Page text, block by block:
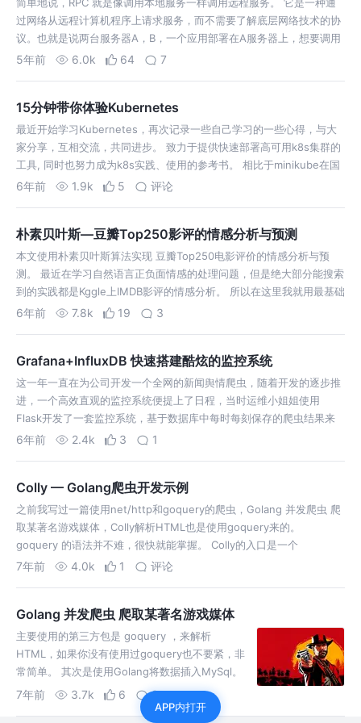
过网络从远程计算机程序上请求服务，而不需要了解底层网络技术的协
议。也就是说两台服务器A，B，一个应用部署在A服务器上，想要调用
B服务器上应用提供的方法，由于不在一个内存空间，不能直接调用，
5年前 6.0k 64 7
15分钟带你体验Kubernetes
最近开始学习Kubernetes，再次记录一些自己学习的一些心得，与大
家分享，互相交流，共同进步。 致力于提供快速部署高可用k8s集群的
工具, 同时也努力成为k8s实践、使用的参考书。 相比于minikube在国
内网络环境下更加友好。 可以非常便捷的部署一套用于自学的k8s环
6年前 1.9k 5 评论
朴素贝叶斯—豆瓣Top250影评的情感分析与预测
本文使用朴素贝叶斯算法实现 豆瓣Top250电影评价的情感分析与预
测。 最近在学习自然语言正负面情感的处理问题，但是绝大部分能搜索
到的实践都是Kggle上IMDB影评的情感分析。 所以在这里我就用最基础
的朴素贝叶斯算法来对豆瓣的影评进行情感分析与预测。 在这里我参考
6年前 7.8k 19 3
Grafana+InfluxDB 快速搭建酷炫的监控系统
这一年一直在为公司开发一个全网的新闻舆情爬虫，随着开发的逐步推
进，一个高效直观的监控系统便提上了日程，当时运维小姐姐使用
Flask开发了一套监控系统，基于数据库中每时每刻保存的爬虫结果来
展现监控的数据。每隔一段时间进行爬虫抓取数量的汇报。 但是逐渐的
6年前 2.4k 3 1
Colly — Golang爬虫开发示例
之前我写过一篇使用net/http和goquery的爬虫，Golang 并发爬虫 爬
取某著名游戏媒体，Colly解析HTML也是使用goquery来的。
goquery 的语法并不难，很快就能掌握。 Colly的入口是一个
Collector 实例。 Collector 负责所…
7年前 4.0k 1 评论
Golang 并发爬虫 爬取某著名游戏媒体
主要使用的第三方包是 goquery ，来解析
HTML，如果你没有使用过goquery也不要紧，非
常简单。 其次是使用Golang将数据插入MySql。
这里请求网页错误是不能容忍的，所以使用
log.Fatal出现错误时直接退出。 接下来使用
7年前 3.7k 6 2
APP内打开